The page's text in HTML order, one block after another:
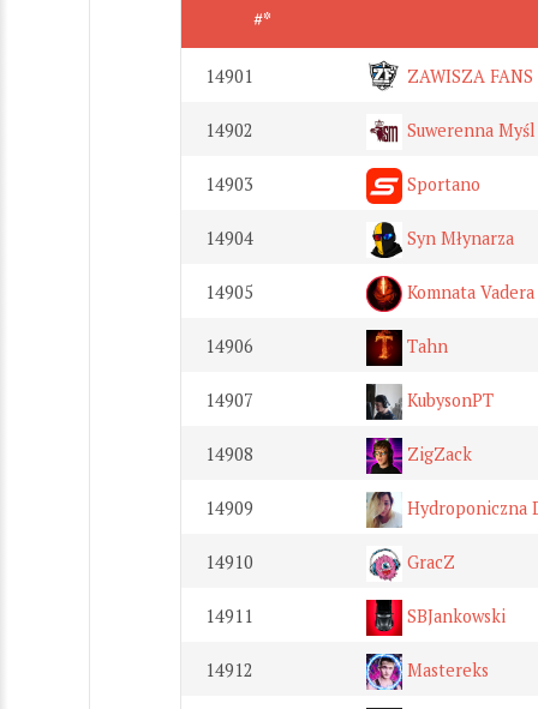
#*
14901 ZAWISZA
14902 Suwerenna Myśl
14903 Sportano
14904 Syn Młynarza
14905 Komnata Vadera
14906 Tahn
14907 KubysonPT
14908 ZigZack
14909 Hydroponiczna
14910 GracZ
14911 SBJankowski
14912 Mastereks